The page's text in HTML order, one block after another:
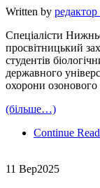
Written by
Спеціалісти
просвітницький
студентів
державного
охорони озонового
(більше…)
Continue
11 Вер2025